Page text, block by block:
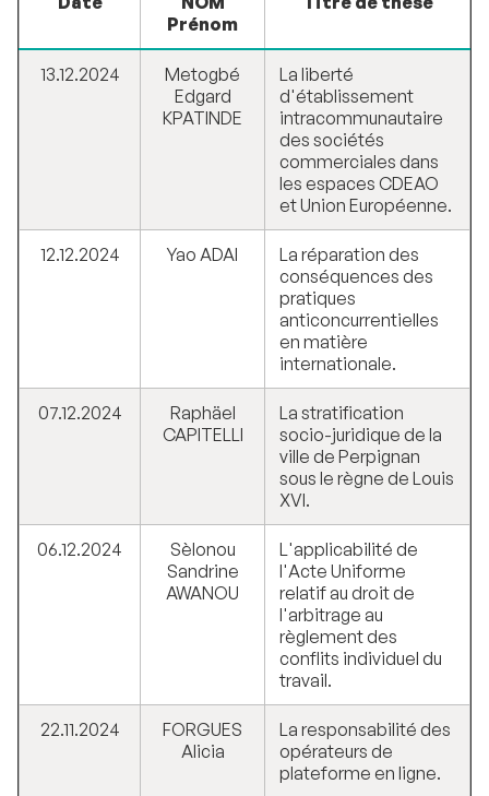
Prénom
13.12.2024
Metogbé
Edgard
KPATINDE
La liberté
d'établissement
intracommunautaire
des sociétés
commerciales dans
les espaces CDEAO
et Union Européenne.
12.12.2024 Yao ADAI
La réparation des
conséquences des
pratiques
anticoncurrentielles
en matière
internationale.
07.12.2024
Raphäel
CAPITELLI
La stratification
socio-juridique de la
ville de Perpignan
sous le règne de Louis
XVI.
06.12.2024
Sèlonou
Sandrine
AWANOU
L'applicabilité de
l'Acte Uniforme
relatif au droit de
l'arbitrage au
règlement des
conflits individuel du
travail.
22.11.2024
FORGUES
Alicia
La responsabilité des
opérateurs de
plateforme en ligne.